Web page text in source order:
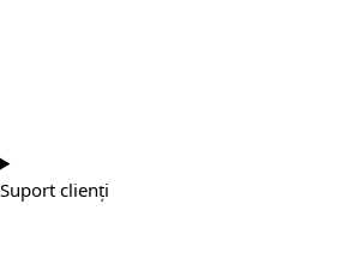
Suport clienți